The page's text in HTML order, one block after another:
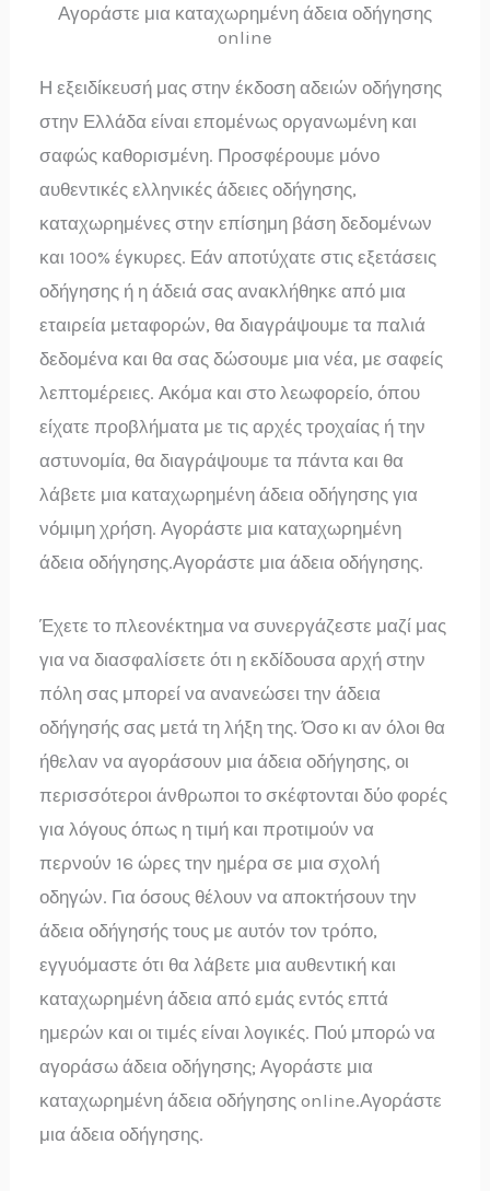
Αγοράστε μια καταχωρημένη άδεια οδήγησης
online
Η εξειδίκευσή μας στην έκδοση αδειών οδήγησης
στην Ελλάδα είναι επομένως οργανωμένη και
σαφώς καθορισμένη. Προσφέρουμε μόνο
αυθεντικές ελληνικές άδειες οδήγησης,
καταχωρημένες στην επίσημη βάση δεδομένων
και 100% έγκυρες. Εάν αποτύχατε στις εξετάσεις
οδήγησης ή η άδειά σας ανακλήθηκε από μια
εταιρεία μεταφορών, θα διαγράψουμε τα παλιά
δεδομένα και θα σας δώσουμε μια νέα, με σαφείς
λεπτομέρειες. Ακόμα και στο λεωφορείο, όπου
είχατε προβλήματα με τις αρχές τροχαίας ή την
αστυνομία, θα διαγράψουμε τα πάντα και θα
λάβετε μια καταχωρημένη άδεια οδήγησης για
νόμιμη χρήση. Αγοράστε μια καταχωρημένη
άδεια οδήγησης.Αγοράστε μια άδεια οδήγησης.
Έχετε το πλεονέκτημα να συνεργάζεστε μαζί μας
για να διασφαλίσετε ότι η εκδίδουσα αρχή στην
πόλη σας μπορεί να ανανεώσει την άδεια
οδήγησής σας μετά τη λήξη της. Όσο κι αν όλοι θα
ήθελαν να αγοράσουν μια άδεια οδήγησης, οι
περισσότεροι άνθρωποι το σκέφτονται δύο φορές
για λόγους όπως η τιμή και προτιμούν να
περνούν 16 ώρες την ημέρα σε μια σχολή
οδηγών. Για όσους θέλουν να αποκτήσουν την
άδεια οδήγησής τους με αυτόν τον τρόπο,
εγγυόμαστε ότι θα λάβετε μια αυθεντική και
καταχωρημένη άδεια από εμάς εντός επτά
ημερών και οι τιμές είναι λογικές. Πού μπορώ να
αγοράσω άδεια οδήγησης; Αγοράστε μια
καταχωρημένη άδεια οδήγησης online.Αγοράστε
μια άδεια οδήγησης.